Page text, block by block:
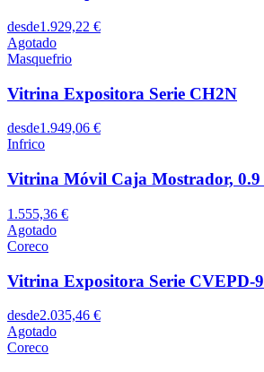
desde1.929,22 €
Agotado
Masquefrio
Vitrina Expositora Serie CH2N
desde1.949,06 €
Infrico
Vitrina Móvil Caja Mostrador, 0.9
1.555,36 €
Agotado
Coreco
Vitrina Expositora Serie CVEPD-9
desde2.035,46 €
Agotado
Coreco